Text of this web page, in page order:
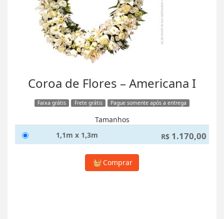
Coroa de Flores – Americana I
Faixa grátis Frete grátis Pague somente após a entrega
Tamanhos
1,1m x 1,3m
R$ 1.170,00
Comprar